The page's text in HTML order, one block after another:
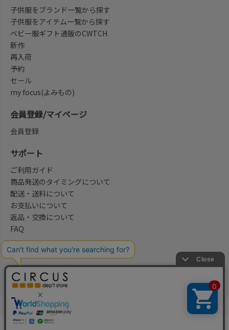
会社概要/お問合せ先
子供服をブランド一覧から探す
子供服をアイテム一覧から探す
ベビー服ギフト通販のCWTCH
新作
再入荷
予約
セール
my focus(よみもの)
会員登録/マイページ
会員登録
サポート
ご利用ガイド
商品発送のタイミングについて
配送・送料について
お支払いについて
返品・交換について
FAQ
法律に基づく表示 プライバシーポリシー
©2004-2026 子供服・キッズ服の通販Circus All Rights reserved.